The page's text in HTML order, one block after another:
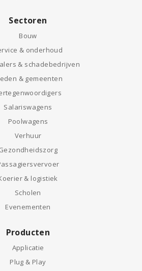
Sectoren
Bouw
& onderhoud
& schadebedrijven
& gemeenten
Salariswagens
Poolwagens
Verhuur
& logistiek
Scholen
Evenementen
Producten
Applicatie
Plug & Play